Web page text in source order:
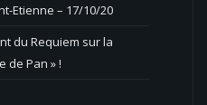
Etienne – 17/10/20
du Requiem sur la
de Pan » !